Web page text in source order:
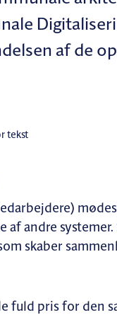
af de
tekst
af andre
skaber
fuld pris for den